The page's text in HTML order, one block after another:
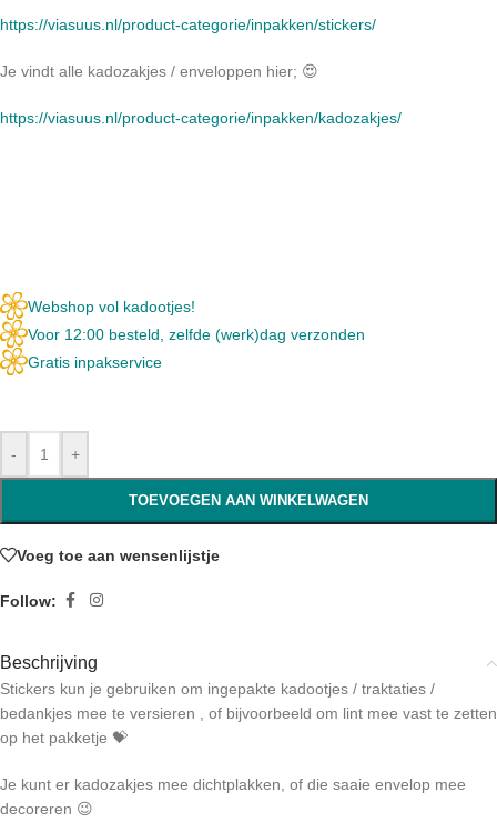
https://viasuus.nl/product-categorie/inpakken/stickers/
Je vindt alle kadozakjes / enveloppen hier; 😍
https://viasuus.nl/product-categorie/inpakken/kadozakjes/
Webshop vol kadootjes!
Voor 12:00 besteld, zelfde (werk)dag verzonden
Gratis inpakservice
- +
TOEVOEGEN AAN WINKELWAGEN
Voeg toe aan wensenlijstje
Follow:
Beschrijving
Stickers kun je gebruiken om ingepakte kadootjes / traktaties /
bedankjes mee te versieren , of bijvoorbeeld om lint mee vast te zetten
op het pakketje 💝
Je kunt er kadozakjes mee dichtplakken, of die saaie envelop mee
decoreren 😉